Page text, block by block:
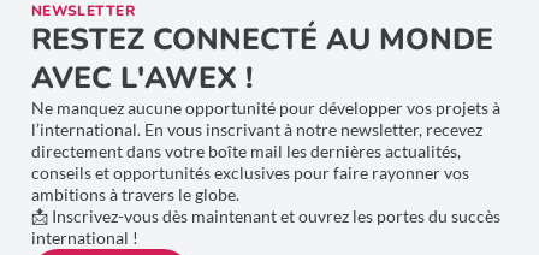
NEWSLETTER
RESTEZ CONNECTÉ AU MONDE
AVEC L'AWEX !
Ne manquez aucune opportunité pour développer vos projets à
l’international. En vous inscrivant à notre newsletter, recevez
directement dans votre boîte mail les dernières actualités,
conseils et opportunités exclusives pour faire rayonner vos
ambitions à travers le globe.
📩 Inscrivez-vous dès maintenant et ouvrez les portes du succès
international !